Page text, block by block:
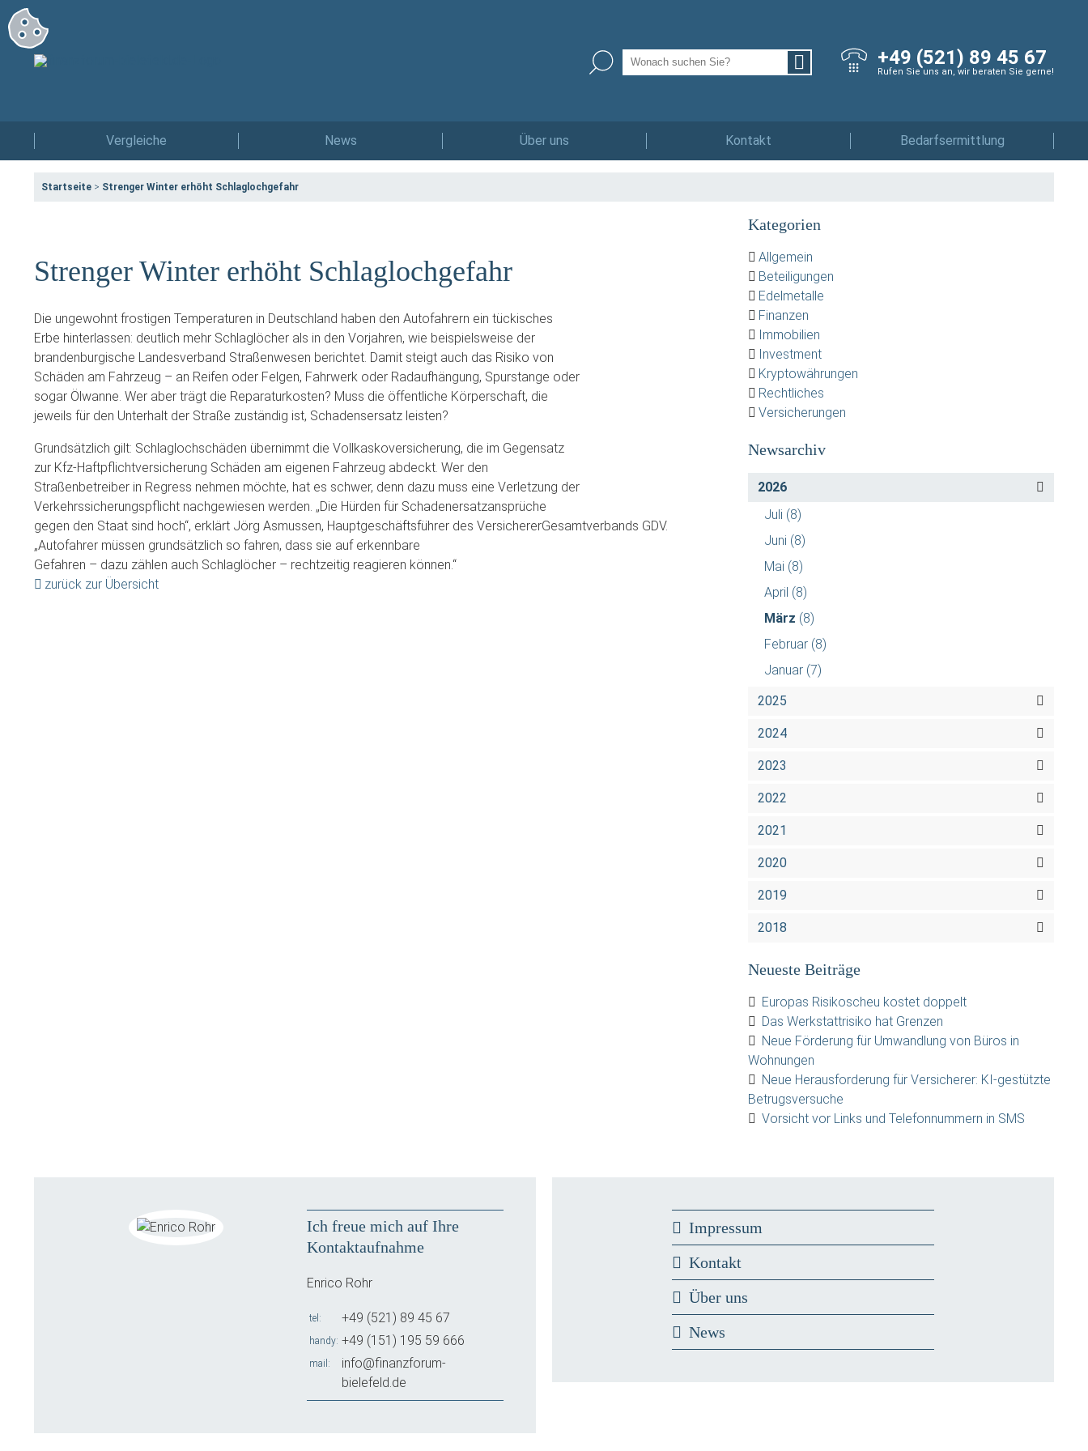
+49 (521) 89 45 67
Rufen Sie uns an, wir beraten Sie gerne!
Vergleiche News Über uns Kontakt Bedarfsermittlung
Startseite > Strenger Winter erhöht Schlaglochgefahr
Strenger Winter erhöht Schlaglochgefahr
Die ungewohnt frostigen Temperaturen in Deutschland haben den Autofahrern ein tückisches
Erbe hinterlassen: deutlich mehr Schlaglöcher als in den Vorjahren, wie beispielsweise der
brandenburgische Landesverband Straßenwesen berichtet. Damit steigt auch das Risiko von
Schäden am Fahrzeug – an Reifen oder Felgen, Fahrwerk oder Radaufhängung, Spurstange oder
sogar Ölwanne. Wer aber trägt die Reparaturkosten? Muss die öffentliche Körperschaft, die
jeweils für den Unterhalt der Straße zuständig ist, Schadensersatz leisten?
Grundsätzlich gilt: Schlaglochschäden übernimmt die Vollkaskoversicherung, die im Gegensatz
zur Kfz-Haftpflichtversicherung Schäden am eigenen Fahrzeug abdeckt. Wer den
Straßenbetreiber in Regress nehmen möchte, hat es schwer, denn dazu muss eine Verletzung der
Verkehrssicherungspflicht nachgewiesen werden. „Die Hürden für Schadenersatzansprüche
gegen den Staat sind hoch“, erklärt Jörg Asmussen, Hauptgeschäftsführer des VersichererGesamtverbands GDV.
„Autofahrer müssen grundsätzlich so fahren, dass sie auf erkennbare
Gefahren – dazu zählen auch Schlaglöcher – rechtzeitig reagieren können.“
zurück zur Übersicht
Kategorien
Allgemein
Beteiligungen
Edelmetalle
Finanzen
Immobilien
Investment
Kryptowährungen
Rechtliches
Versicherungen
Newsarchiv
2026
Juli (8)
Juni (8)
Mai (8)
April (8)
März (8)
Februar (8)
Januar (7)
2025
2024
2023
2022
2021
2020
2019
2018
Neueste Beiträge
Europas Risikoscheu kostet doppelt
Das Werkstattrisiko hat Grenzen
Neue Förderung für Umwandlung von Büros in
Wohnungen
Neue Herausforderung für Versicherer: KI-gestützte
Betrugsversuche
Vorsicht vor Links und Telefonnummern in SMS
Ich freue mich auf Ihre
Kontaktaufnahme
Enrico Rohr
tel +49 (521) 89 45 67
handy +49 (151) 195 59 666
mail
info@finanzforum-
bielefeld.de
Impressum
Kontakt
Über uns
News